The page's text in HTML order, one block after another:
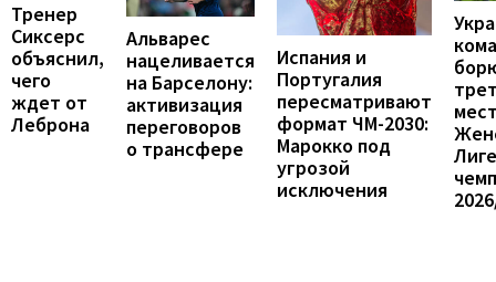
Тренер
Сиксерс
объяснил,
чего
ждет от
Леброна
Альварес
нацеливается
на Барселону:
активизация
переговоров
о трансфере
Испания и
Португалия
пересматривают
формат ЧМ-2030:
Марокко под
угрозой
исключения
Лиге